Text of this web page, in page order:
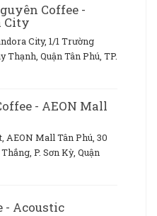
Coffee -
City
City, 1/1 Trường
Thạnh, Quận Tân Phú, TP.
- AEON Mall
AEON Mall Tân Phú, 30
P. Sơn Kỳ, Quận
- Acoustic